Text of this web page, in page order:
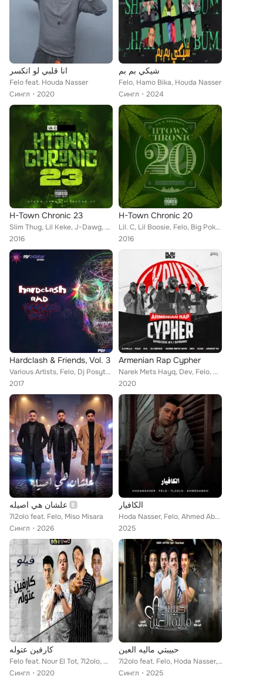
انا قلبي لو اتكسر
Felo feat. Houda Nasser
Сингл
2020
شيكي بم بم
Felo, Hamo Bika, Houda Nasser
Сингл
2024
H-Town Chronic 23
Slim Thug, Lil Keke, J-Dawg, Felo, Big Pokey, J. Stew, Big Moe, Paul Wall, Killa Kyleon, Z-RO, Lil. C
2016
H-Town Chronic 20
Lil. C, Lil Boosie, Felo, Big Pokey, Z-RO, Pimp C, J-Dawg, Scarface, Lil Keke, D. Gotti, Killa Kyleon
2016
Hardclash & Friends, Vol. 3
Various Artists, Felo, Dj Posytyvy, Dr Chekill, Gieziabisai, A.Yoki, Primus, Dj Mente, Orkus, Chewy Martins, Hardclash, SamBass,...
2017
Armenian Rap Cypher
Narek Mets Hayq, Dev, Felo, A. Chilla, Vlod, Ararat 94, N.O., Dj Smoke
2020
علشان هي اصيله
7l2olo feat. Felo, Miso Misara
Сингл
2026
الكافيار
Hoda Nasser, Felo, Ahmed Abdo, 7l2olo
2025
كارفين عتوله
Felo feat. Nour El Tot, 7l2olo, Houda Naser
Сингл
2020
حبيبتي ماليه العين
7l2olo feat. Felo, Hoda Nasser, Miso misara
Сингл
2025